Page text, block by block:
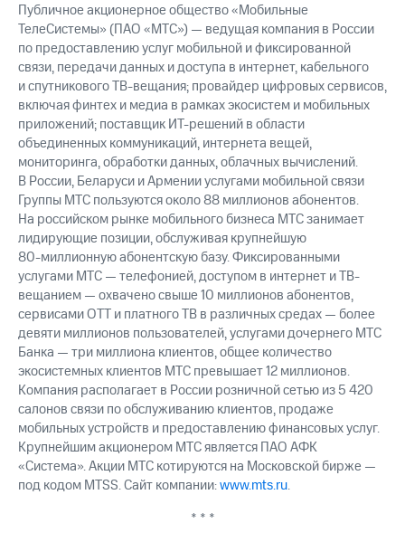
Публичное акционерное общество «Мобильные
ТелеСистемы» (ПАО «МТС») — ведущая компания в России
по предоставлению услуг мобильной и фиксированной
связи, передачи данных и доступа в интернет, кабельного
и спутникового ТВ-вещания; провайдер цифровых сервисов,
включая финтех и медиа в рамках экосистем и мобильных
приложений; поставщик ИТ-решений в области
объединенных коммуникаций, интернета вещей,
мониторинга, обработки данных, облачных вычислений.
В России, Беларуси и Армении услугами мобильной связи
Группы МТС пользуются около 88 миллионов абонентов.
На российском рынке мобильного бизнеса МТС занимает
лидирующие позиции, обслуживая крупнейшую
80-миллионнуюабонентскую базу. Фиксированными
услугами МТС — телефонией, доступом в интернет и ТВ-
вещанием — охвачено свыше 10 миллионов абонентов,
сервисами OTT и платного ТВ в различных средах — более
девяти миллионов пользователей, услугами дочернего МТС
Банка — три миллиона клиентов, общее количество
экосистемных клиентов МТС превышает 12 миллионов.
Компания располагает в России розничной сетью из 5 420
салонов связи по обслуживанию клиентов, продаже
мобильных устройств и предоставлению финансовых услуг.
Крупнейшим акционером МТС является ПАО АФК
«Система». Акции МТС котируются на Московской бирже —
под кодом MTSS. Сайт компании:www.mts.ru.
* * *